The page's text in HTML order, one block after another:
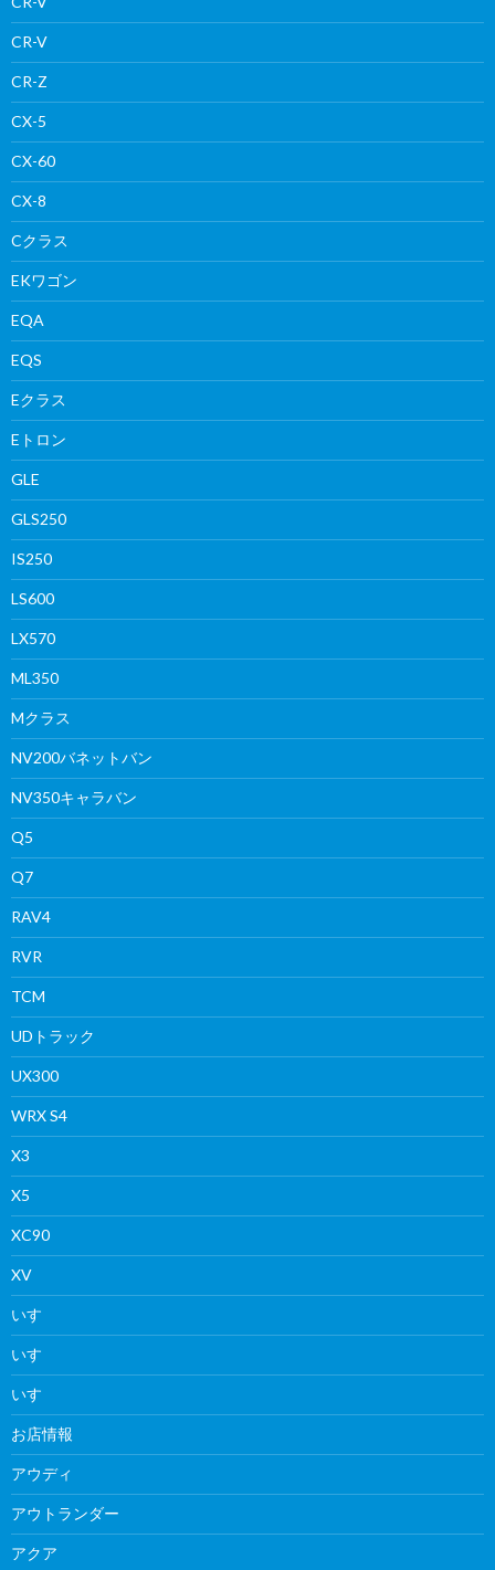
CR-V
CR-Z
CX-5
CX-60
CX-8
Cクラス
EKワゴン
EQA
EQS
Eクラス
Eトロン
GLE
GLS250
IS250
LS600
LX570
ML350
Mクラス
NV200バネットバン
NV350キャラバン
Q5
Q7
RAV4
RVR
TCM
UDトラック
UX300
WRX S4
X3
X5
XC90
XV
いすゞ
いすゞ
いすゞ
お店情報
アウディ
アウトランダー
アクア